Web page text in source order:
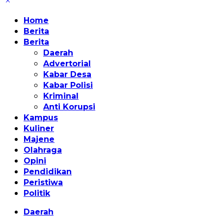
Home
Berita
Berita
Daerah
Advertorial
Kabar Desa
Kabar Polisi
Kriminal
Anti Korupsi
Kampus
Kuliner
Majene
Olahraga
Opini
Pendidikan
Peristiwa
Politik
Daerah